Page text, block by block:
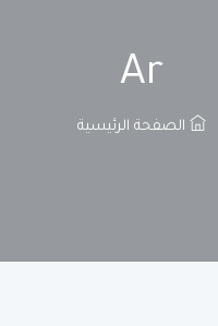
Ar
الصفحة الرئيسية